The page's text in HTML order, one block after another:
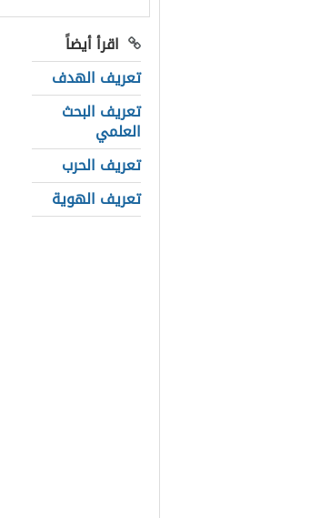
اقرأ أيضاً
تعريف الهدف
تعريف البحث
العلمي
تعريف الحرب
تعريف الهوية